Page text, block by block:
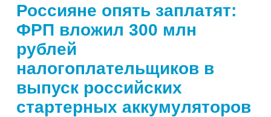
Россияне опять заплатят:
ФРП вложил 300 млн
рублей
налогоплательщиков в
выпуск российских
стартерных аккумуляторов